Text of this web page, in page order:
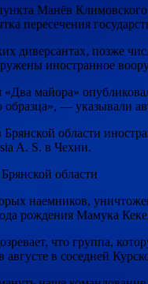
Манёв
пересечения
диверсантах, позже
иностранное
«Два майора»
— указывали
области
A. S. в Чехии.
области
наемников,
рождения Мамука
что группа,
в соседней